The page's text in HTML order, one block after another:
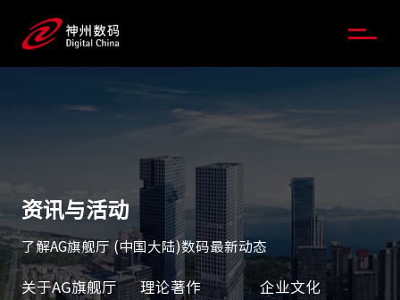
资讯与活动
了解AG旗舰厅 (中国大陆)数码最新动态
关于AG旗舰厅 理论著作 企业文化